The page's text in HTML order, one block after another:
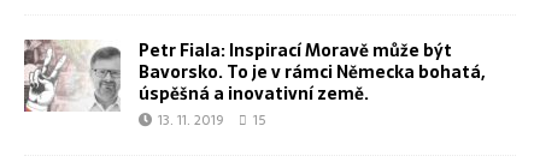
Petr Fiala: Inspirací Moravě může být
Bavorsko. To je v rámci Německa bohatá,
úspěšná a inovativní země.
13. 11. 2019 15